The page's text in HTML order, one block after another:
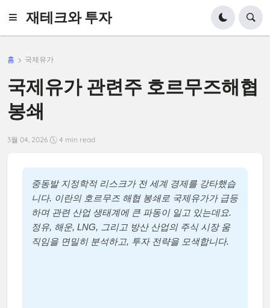
재테크와 투자
홈 국제유가
국제유가 관련주 호르무즈해협
봉쇄
3월 04, 2026 4 min read
중동발 지정학적 리스크가 전 세계 경제를 강타했습
니다. 이란의 호르무즈 해협 봉쇄로 국제유가가 급등
하며 관련 산업 생태계에 큰 파동이 일고 있는데요.
정유, 해운, LNG, 그리고 방산 산업의 주식 시장 움
직임을 면밀히 분석하고, 투자 전략을 모색합니다.